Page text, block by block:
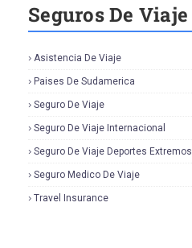
Seguros De Viaje
Asistencia De Viaje
Paises De Sudamerica
Seguro De Viaje
Seguro De Viaje Internacional
Seguro De Viaje Deportes Extremos
Seguro Medico De Viaje
Travel Insurance